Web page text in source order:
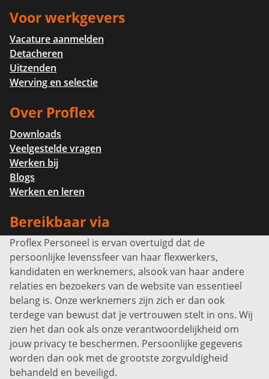
Voor werkgevers
Vacature aanmelden
Detacheren
Uitzenden
Werving en selectie
Over Proflex
Downloads
Veelgestelde vragen
Werken bij
Blogs
Werken en leren
Bereikbaar via
Info@proflexpersoneel.nl
Bel ons:+31 (0)85 0450040
Prins Willem-Alexanderlaan 301
7311 SW Apeldoorn
Disclaimer
Privacyverklaring
Sitemap
Copyright
Proflex Personeel is ervan overtuigd dat de
persoonlijke levenssfeer van haar flexwerkers,
kandidaten en werknemers, alsook van haar andere
relaties en bezoekers van de website van essentieel
belang is. Onze werknemers zijn zich er dan ook
terdege van bewust dat je vertrouwen stelt in ons. Wij
zien het dan ook als onze verantwoordelijkheid om
jouw privacy te beschermen. Persoonlijke gegevens
worden dan ook met de grootste zorgvuldigheid
behandeld en beveiligd.